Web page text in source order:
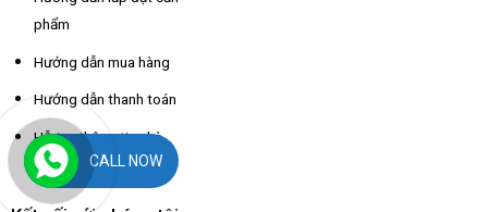
phẩm
Hướng dẫn mua hàng
Hướng dẫn thanh toán
Hỗ trợ thông tin nhà
xe các tỉnhCALL NOW